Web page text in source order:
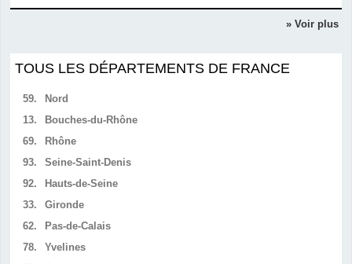
» Voir plus
TOUS LES DÉPARTEMENTS DE FRANCE
59.
Nord
13.
Bouches-du-Rhône
69.
Rhône
93.
Seine-Saint-Denis
92.
Hauts-de-Seine
33.
Gironde
62.
Pas-de-Calais
78.
Yvelines